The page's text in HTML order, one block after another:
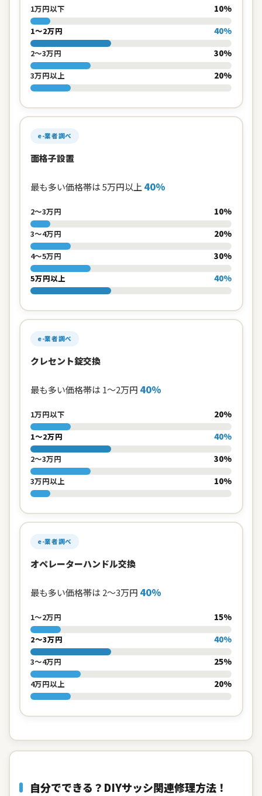
1万円以下 10%
1〜2万円 40%
2〜3万円 30%
3万円以上 20%
e-業者調べ
面格子設置
最も多い価格帯は 5万円以上 40%
2〜3万円 10%
3〜4万円 20%
4〜5万円 30%
5万円以上 40%
e-業者調べ
クレセント錠交換
最も多い価格帯は 1〜2万円 40%
1万円以下 20%
1〜2万円 40%
2〜3万円 30%
3万円以上 10%
e-業者調べ
オペレーターハンドル交換
最も多い価格帯は 2〜3万円 40%
1〜2万円 15%
2〜3万円 40%
3〜4万円 25%
4万円以上 20%
自分でできる？DIYサッシ関連修理方法！